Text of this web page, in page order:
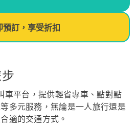
預訂，享受折扣
平台，提供輕省專車、點對點
多元服務，無論是一人旅行還是
適的交通方式。